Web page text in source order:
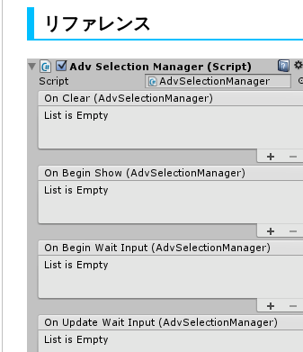
リファレンス